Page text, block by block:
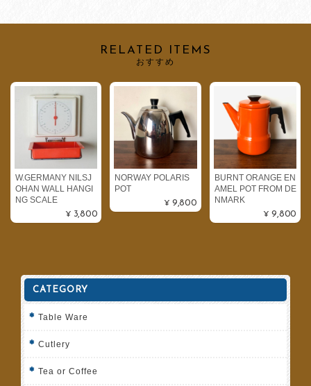
RELATED ITEMS
おすすめ
W.GERMANY NILSJ
OHAN WALL HANGI
NG SCALE
¥3,800
NORWAY POLARIS
POT
¥9,800
BURNT ORANGE EN
AMEL POT FROM DE
NMARK
¥9,800
CATEGORY
Table Ware
Cutlery
Tea or Coffee